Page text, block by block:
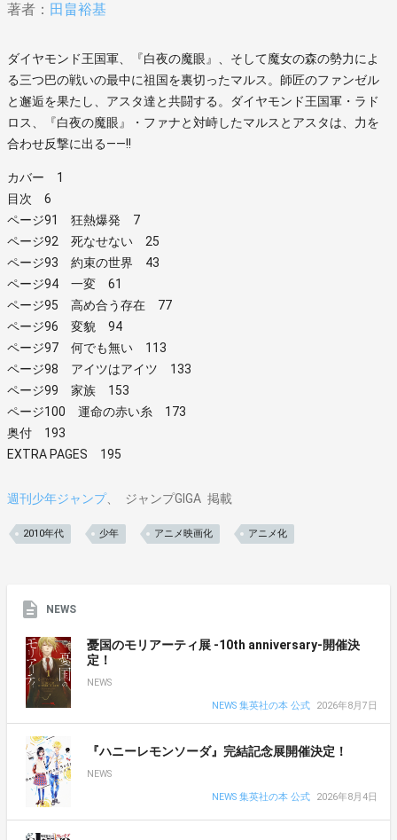
著者： 田畠裕基
ダイヤモンド王国軍、『白夜の魔眼』、そして魔女の森の勢力によ
る三つ巴の戦いの最中に祖国を裏切ったマルス。師匠のファンゼル
と邂逅を果たし、アスタ達と共闘する。ダイヤモンド王国軍・ラド
ロス、『白夜の魔眼』・ファナと対峙したマルスとアスタは、力を
合わせ反撃に出る――!!
カバー 1
目次 6
ページ91 狂熱爆発 7
ページ92 死なせない 25
ページ93 約束の世界 43
ページ94 一変 61
ページ95 高め合う存在 77
ページ96 変貌 94
ページ97 何でも無い 113
ページ98 アイツはアイツ 133
ページ99 家族 153
ページ100 運命の赤い糸 173
奥付 193
EXTRA PAGES 195
週刊少年ジャンプ ジャンプGIGA 掲載
2010年代 少年 アニメ映画化 アニメ化
NEWS
憂国のモリアーティ展 -10th anniversary-開催決
定！
NEWS
NEWS 集英社の本 公式
2026年8月7日
『ハニーレモンソーダ』完結記念展開催決定！
NEWS
NEWS 集英社の本 公式
2026年8月4日